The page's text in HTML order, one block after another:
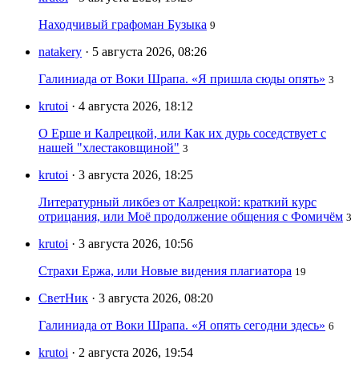
Находчивый графоман Бузыка 9
natakery · 5 августа 2026, 08:26
Галиниада от Воки Шрапа. «Я пришла сюды опять» 3
krutoi · 4 августа 2026, 18:12
О Ерше и Калрецкой, или Как их дурь соседствует с
нашей "хлестаковщиной" 3
krutoi · 3 августа 2026, 18:25
Литературный ликбез от Калрецкой: краткий курс
отрицания, или Моё продолжение общения с Фомичём 3
krutoi · 3 августа 2026, 10:56
Страхи Ержа, или Новые видения плагиатора 19
СветНик · 3 августа 2026, 08:20
Галиниада от Воки Шрапа. «Я опять сегодни здесь» 6
krutoi · 2 августа 2026, 19:54